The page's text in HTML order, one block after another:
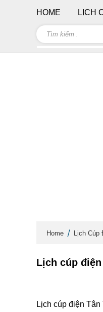
Home Lịch Cúp
Lịch cúp
Lịch cúp điện
HOME LỊCH